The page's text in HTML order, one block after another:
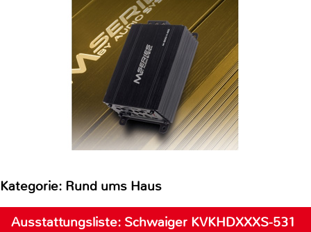
Kategorie: Rund ums Haus
Ausstattungsliste: Schwaiger KVKHDXXXS-531